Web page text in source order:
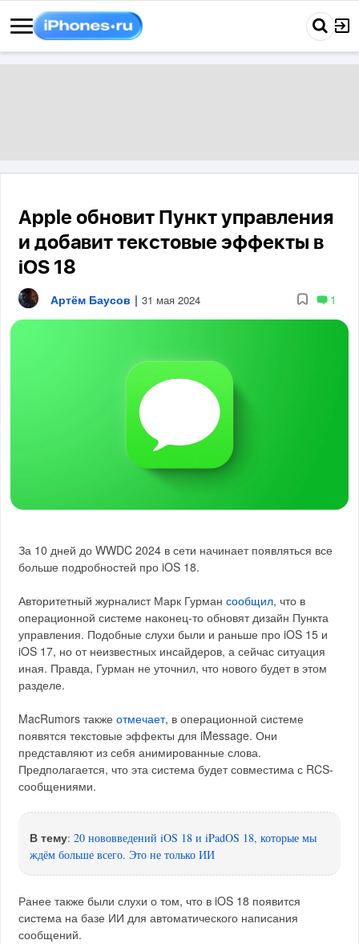
Apple обновит Пункт управления
и добавит текстовые эффекты в
iOS 18
Артём Баусов | 31 мая 2024 1
За 10 дней до WWDC 2024 в сети начинает появляться все
больше подробностей про iOS 18.
Авторитетный журналист Марк Гурмансообщил, что в
операционной системе наконец-то обновят дизайн Пункта
управления. Подобные слухи были и раньше про iOS 15 и
iOS 17, но от неизвестных инсайдеров, а сейчас ситуация
иная. Правда, Гурман не уточнил, что нового будет в этом
разделе.
MacRumors такжеотмечает, в операционной системе
появятся текстовые эффекты для iMessage. Они
представляют из себя анимированные слова.
Предполагается, что эта система будет совместима с RCS-
сообщениями.
В тему:20 нововведений iOS 18 и iPadOS 18, которые мы
ждём больше всего. Это не только ИИ
Ранее также были слухи о том, что в iOS 18 появится
система на базе ИИ для автоматического написания
сообщений.